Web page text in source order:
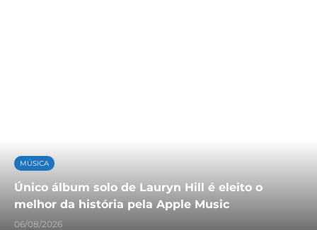
MÚSICA
Único álbum solo de Lauryn Hill é eleito o
melhor da história pela Apple Music
06/08/2026